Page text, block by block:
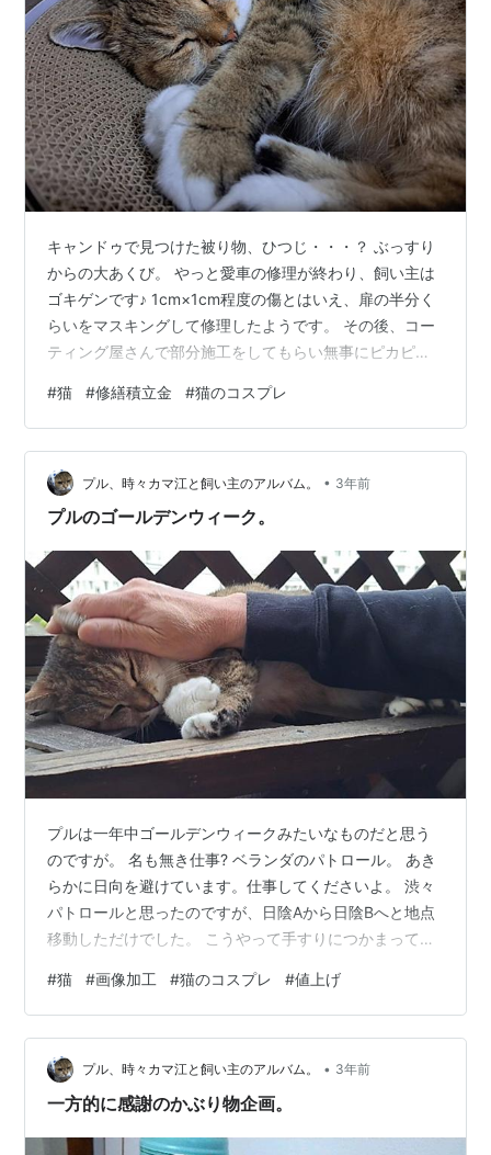
キャンドゥで見つけた被り物、ひつじ・・・？ ぶっすり
からの大あくび。 やっと愛車の修理が終わり、飼い主は
ゴキゲンです♪ 1cm×1cm程度の傷とはいえ、扉の半分く
らいをマスキングして修理したようです。 その後、コー
ティング屋さんで部分施工をしてもらい無事にピカピカ
めっこ。 資金計画表をざっくり作成した結果、2回目の
修繕と機械式駐車場の修繕などを考えると、年明けから
修繕積立金15000円程度値上げ案しかないという結論に
個人的にたどり着いているのですが、ちゃんと計画を示
してこれしかないと理解してもらう工夫をしないと本当
#猫 #修繕積立金 #猫のコスプレ
プル、時々カマ江と飼い主のアルバム。 • 3年前
プルのゴールデンウィーク。
プルは一年中ゴールデンウィークみたいなものだと思う
のですが。 名も無き仕事? ベランダのパトロール。 あき
らかに日向を避けています。仕事してくださいよ。 渋々
パトロールと思ったのですが、日陰Aから日陰Bへと地点
移動しただけでした。 こうやって手すりにつかまって向
っこして自分で撮っているので結構撮影が難しかった。
かつてプルの兄弟がいた団地の敷地。カマ江さんも見て
いたであろう景色。ぷーちゃんは何を思いながら毎日み
ているのでしょうか。 向かいの団地から放送が聞こえま
した。 「天気が良いので広場で兜を作った後に色々焼い
#猫 #画像加工 #猫のコスプレ #値上げ
プル、時々カマ江と飼い主のアルバム。 • 3年前
一方的に感謝のかぶり物企画。